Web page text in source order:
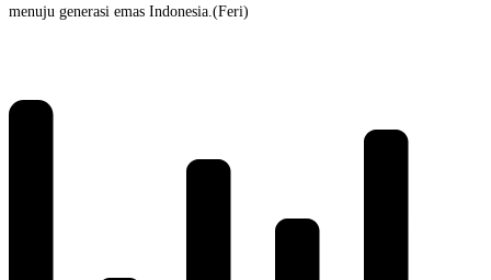
menuju generasi emas Indonesia.(Feri)